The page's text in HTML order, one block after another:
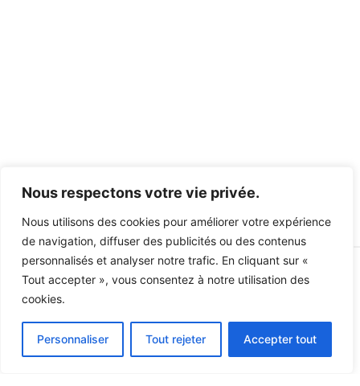
Nous respectons votre vie privée.
Nous utilisons des cookies pour améliorer votre expérience
de navigation, diffuser des publicités ou des contenus
personnalisés et analyser notre trafic. En cliquant sur «
Tout accepter », vous consentez à notre utilisation des
cookies.
Personnaliser Tout rejeter Accepter tout
Proviseurs et Principaux de 1840 à nos jours
Mentions Légales
Retourner à l'accueil